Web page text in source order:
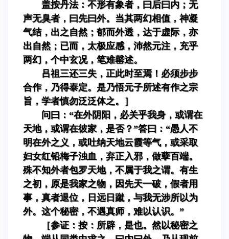
盖按丹法：不形有象者，曰后曰内；无
声无臭者，曰先曰外。当其两幻相值，神凝
气结，出之自然；郁而外透，达于虚际，亦
出自然；已而，太极应感，沛然元注，充乎
两幻，个中玄况，笔难罄述。
吕祖三还三失，正此时至焉！必须步步
合作，乃得泰定。是乃悟元子所述有作之宗
旨，学者慎勿泛泛体之。］
问曰：“在外阴阳，必关乎我身，或谓在
天地，或谓在彼家，是否？”答曰：“愚人不
明在外之义，或吐纳天地云霞等气，或采取
妇女红铅梅子浊血，弃正入邪，做孽百端。
殊不知外者包罗天地，不属于我之谓。有生
之初，原是我家之物，因先天一破，假者用
事，真者退位，日远日蹴，与我无涉所以为
外。这个秘密，不遇真师，难以认识。”
［参证：按：所辟，是也。然以秘密之